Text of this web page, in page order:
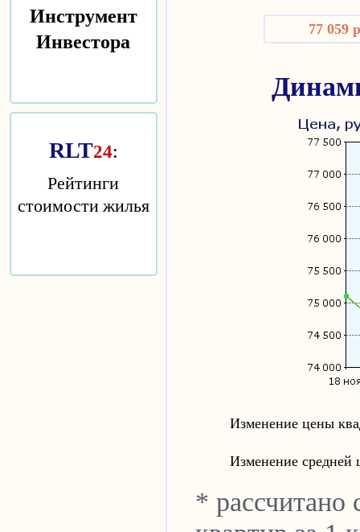
Инструмент
Инвестора
RLT24:
Рейтинги
стоимости жилья
77 059
Изменение цены
Изменение
* рассчитано